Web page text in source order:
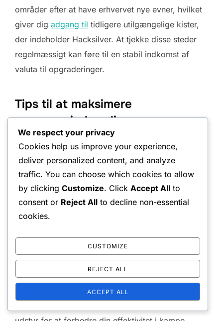
områder efter at have erhvervet nye evner, hvilket
giver dig adgang til tidligere utilgængelige kister,
der indeholder Hacksilver. At tjekke disse steder
regelmæssigt kan føre til en stabil indkomst af
valuta til opgraderinger.
Tips til at maksimere
ressourceindsamling
For at maksimere din ressourceindsamling skal du
prioritere at udforske hver krog og sprække af
spillets verden. Brug dit kort til at spore områder,
du ikke har udforsket fuldt ud, og genbesøg dem
for at afdække skjulte lagre. At engagere sig i
kamp med hårdere fjender kan også give bedre
belønninger, så vær ikke bange for udfordrende
Udnyt dine ledsageres færdigheder, da de kan
hjælpe med at afdække skjulte genstande og
We respect your privacy
Cookies help us improve your experience,
deliver personalized content, and analyze
traffic. You can choose which cookies to allow
by clicking Customize. Click Accept All to
consent or Reject All to decline non-essential
cookies.
CUSTOMIZE
REJECT ALL
ACCEPT ALL